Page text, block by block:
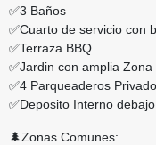
✅3 Baños
✅Cuarto de servicio con
✅Terraza BBQ
✅Jardin con amplia Zona
✅4 Parqueaderos
✅Deposito Interno
🌲Zonas Comunes: